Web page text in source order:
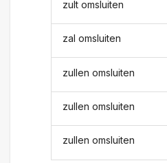
zult omsluiten
zal omsluiten
zullen omsluiten
zullen omsluiten
zullen omsluiten